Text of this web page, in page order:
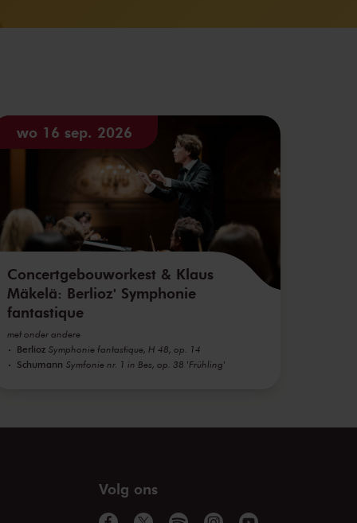
wo 16 sep. 2026
Concertgebouworkest & Klaus
Mäkelä: Berlioz' Symphonie
fantastique
met onder andere
Berlioz Symphonie fantastique, H 48, op. 14
Schumann Symfonie nr. 1 in Bes, op. 38 'Frühling'
Volg ons